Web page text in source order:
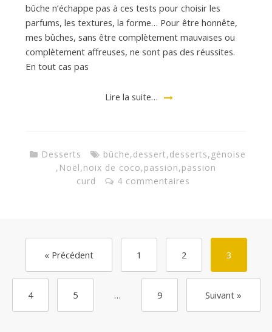
bûche n’échappe pas à ces tests pour choisir les
parfums, les textures, la forme… Pour être honnête,
mes bûches, sans être complètement mauvaises ou
complètement affreuses, ne sont pas des réussites.
En tout cas pas
Lire la suite…
Desserts bûche,dessert,desserts, génoise
, Noël,noix de coco,passion,passion
curd
4 commentaires
« Précédent 1 2 3
4 5 … 9 Suivant »